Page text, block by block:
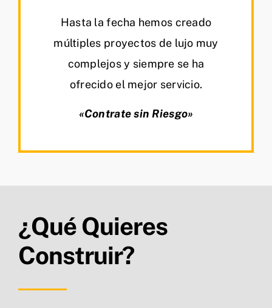
Hasta la fecha hemos creado
múltiples proyectos de lujo muy
complejos y siempre se ha
ofrecido el mejor servicio.
«Contrate sin Riesgo»
¿Qué Quieres
Construir?